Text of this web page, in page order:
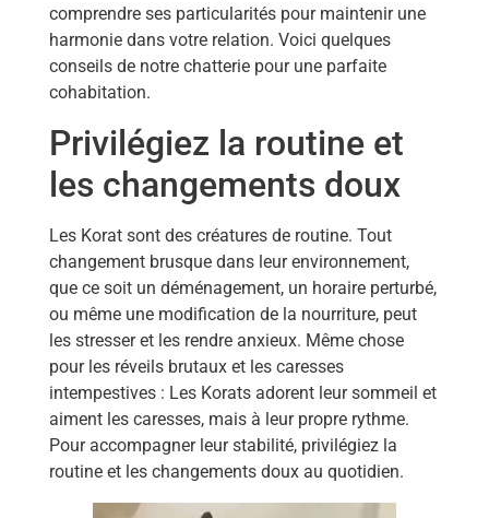
comprendre ses particularités pour maintenir une
harmonie dans votre relation. Voici quelques
conseils de notre chatterie pour une parfaite
cohabitation.
Privilégiez la routine et
les changements doux
Les Korat sont des créatures de routine. Tout
changement brusque dans leur environnement,
que ce soit un déménagement, un horaire perturbé,
ou même une modification de la nourriture, peut
les stresser et les rendre anxieux. Même chose
pour les réveils brutaux et les caresses
intempestives : Les Korats adorent leur sommeil et
aiment les caresses, mais à leur propre rythme.
Pour accompagner leur stabilité, privilégiez la
routine et les changements doux au quotidien.